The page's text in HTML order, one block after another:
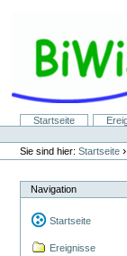
Navigation
SektionenStartseite
Benutzerspezifische
Werkzeuge
Sie sind hier: Startseite ›
Navigation
Startseite
Ereignisse